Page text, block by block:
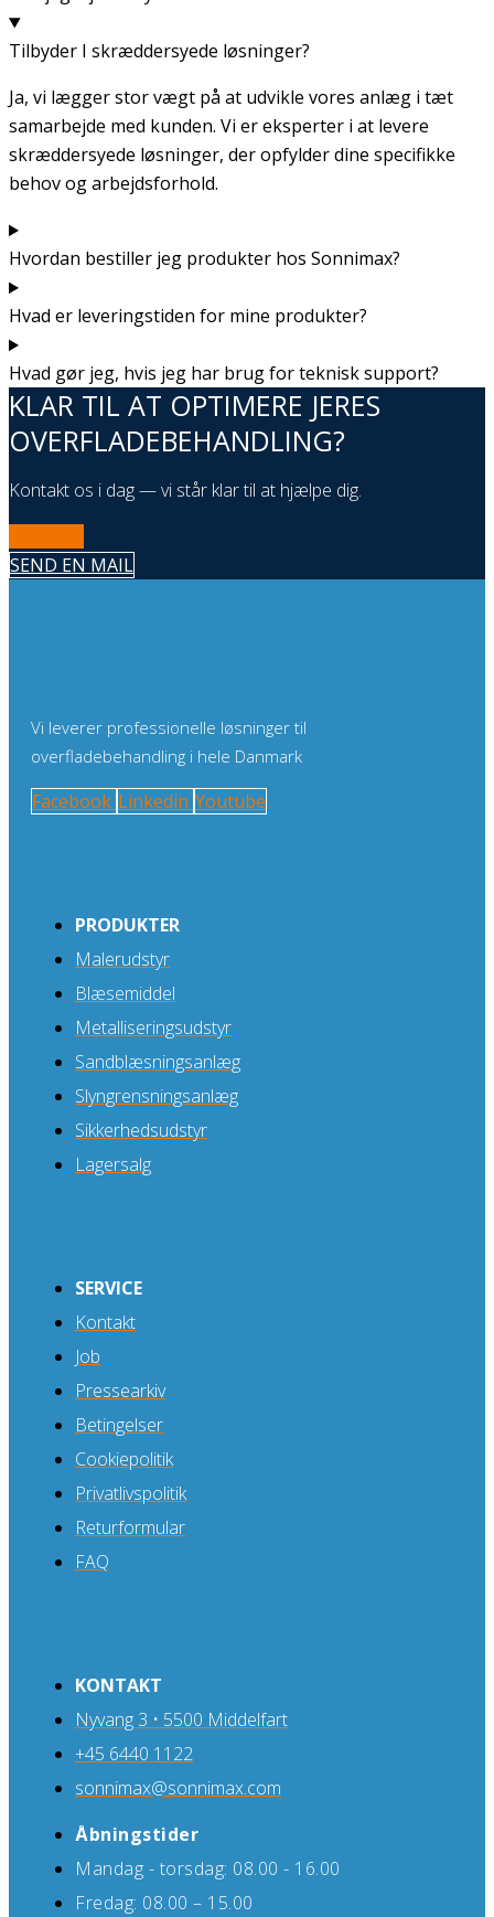
Tilbyder I skræddersyede løsninger?
Ja, vi lægger stor vægt på at udvikle vores anlæg i tæt
samarbejde med kunden. Vi er eksperter i at levere
skræddersyede løsninger, der opfylder dine specifikke
behov og arbejdsforhold.
Hvordan bestiller jeg produkter hos Sonnimax?
Hvad er leveringstiden for mine produkter?
Hvad gør jeg, hvis jeg har brug for teknisk support?
KLAR TIL AT OPTIMERE JERES
OVERFLADEBEHANDLING?
Kontakt os i dag — vi står klar til at hjælpe dig.
SEND EN MAIL
Vi leverer professionelle løsninger til
overfladebehandling i hele Danmark
Facebook Linkedin Youtube
PRODUKTER
Malerudstyr
Blæsemiddel
Metalliseringsudstyr
Sandblæsningsanlæg
Slyngrensningsanlæg
Sikkerhedsudstyr
Lagersalg
SERVICE
Kontakt
Job
Pressearkiv
Betingelser
Cookiepolitik
Privatlivspolitik
Returformular
FAQ
KONTAKT
Nyvang 3 • 5500 Middelfart
+45 6440 1122
sonnimax@sonnimax.com
Åbningstider
Mandag - torsdag: 08.00 - 16.00
Fredag: 08.00 – 15.00